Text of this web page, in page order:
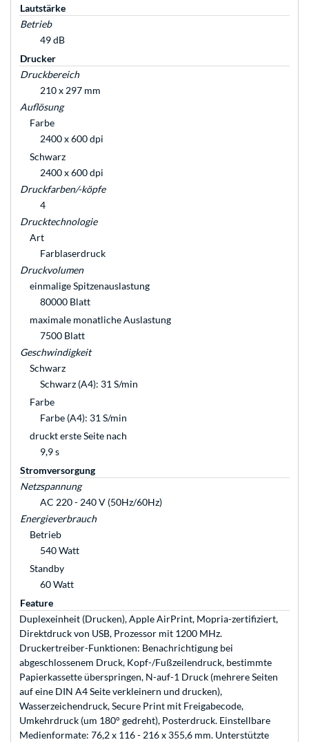
Lautstärke
Betrieb
49 dB
Drucker
Druckbereich
210 x 297 mm
Auflösung
Farbe
2400 x 600 dpi
Schwarz
2400 x 600 dpi
Druckfarben/-köpfe
4
Drucktechnologie
Art
Farblaserdruck
Druckvolumen
einmalige Spitzenauslastung
80000 Blatt
maximale monatliche Auslastung
7500 Blatt
Geschwindigkeit
Schwarz
Schwarz (A4): 31 S/min
Farbe
Farbe (A4): 31 S/min
druckt erste Seite nach
9,9 s
Stromversorgung
Netzspannung
AC 220 - 240 V (50Hz/60Hz)
Energieverbrauch
Betrieb
540 Watt
Standby
60 Watt
Feature
Duplexeinheit (Drucken), Apple AirPrint, Mopria-zertifiziert,
Direktdruck von USB, Prozessor mit 1200 MHz.
Druckertreiber-Funktionen: Benachrichtigung bei
abgeschlossenem Druck, Kopf-/Fußzeilendruck, bestimmte
Papierkassette überspringen, N-auf-1 Druck (mehrere Seiten
auf eine DIN A4 Seite verkleinern und drucken),
Wasserzeichendruck, Secure Print mit Freigabecode,
Umkehrdruck (um 180° gedreht), Posterdruck. Einstellbare
Medienformate: 76,2 x 116 - 216 x 355,6 mm. Unterstützte